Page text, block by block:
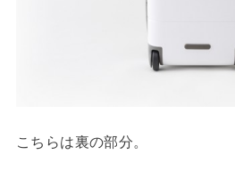
こちらは裏の部分。